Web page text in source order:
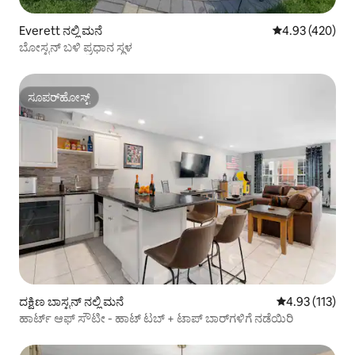
Everett ನಲ್ಲಿ ಮನೆ 5 ರಲ್ಲಿ 4.93
4.93 (420)
ಬೋಸ್ಟನ್ ಬಳಿ ಪ್ರಧಾನ ಸ್ಥಳ
ಸೂಪರ್‌ಹೋಸ್ಟ್
ಸೂಪರ್‌ಹೋಸ್ಟ್
ದಕ್ಷಿಣ ಬಾಸ್ಟನ್ ನಲ್ಲಿ ಮನೆ 5 ರಲ್ಲಿ 4.93
4.93 (113)
ಹಾರ್ಟ್ ಆಫ್ ಸೌಟೀ - ಹಾಟ್ ಟಬ್ + ಟಾಪ್ ಬಾರ್‌ಗಳಿಗೆ ನಡೆಯಿರಿ